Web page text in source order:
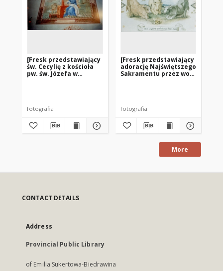
[Fresk przedstawiający
św. Cecylię z kościoła
pw. św. Józefa w
fotografia
[Fresk przedstawiający
adorację Najświętszego
Sakramentu przez woły
fotografia
More
CONTACT DETAILS
Address
Provincial Public Library
of Emilia Sukertowa-Biedrawina